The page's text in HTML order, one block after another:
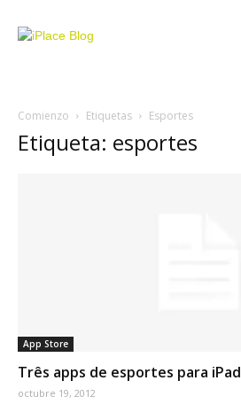
Comienzo Etiquetas Esportes
Etiqueta: esportes
App Store
Três apps de esportes para iPad
octubre 19, 2012